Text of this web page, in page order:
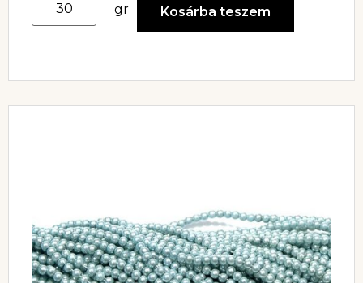
gr Kosárba teszem